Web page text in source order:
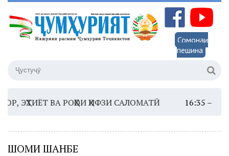
Сомонаи
пешина
ВА РОҲҲОИ ҲИФЗИ САЛОМАТӢ16:35 – ШОМИ
ШОМИ ШАНБЕ